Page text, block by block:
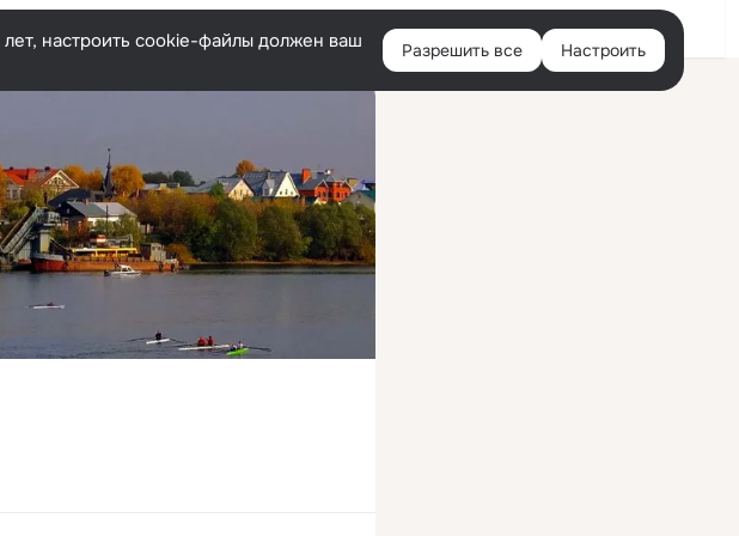
Войти
настроить cookie-файлы должен ваш
Разрешить все Настроить